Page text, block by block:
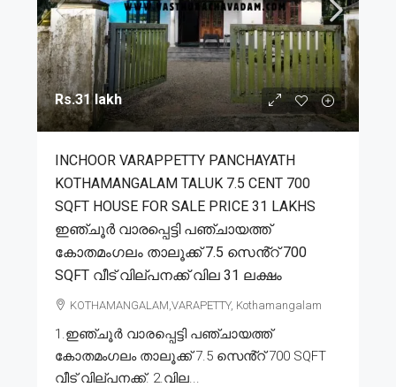
Rs.31 lakh
INCHOOR VARAPPETTY PANCHAYATH
KOTHAMANGALAM TALUK 7.5 CENT 700
SQFT HOUSE FOR SALE PRICE 31 LAKHS
ഇഞ്ചൂർ വാരപ്പെട്ടി പഞ്ചായത്ത്
കോതമംഗലം താലൂക്ക് 7.5 സെൻ്റ് 700
SQFT വീട് വില്പനക്ക് വില 31 ലക്ഷം
KOTHAMANGALAM,VARAPETTY, Kothamangalam
1.ഇഞ്ചൂർ വാരപ്പെട്ടി പഞ്ചായത്ത്
കോതമംഗലം താലൂക്ക് 7.5 സെൻ്റ് 700 SQFT
വീട് വില്പനക്ക്. 2.വില...